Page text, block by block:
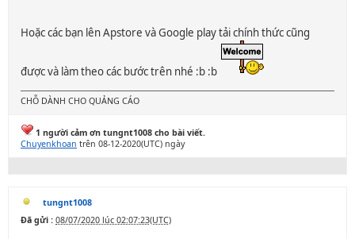
Hoặc các bạn lên Apstore và Google play tải chính thức cũng
được và làm theo các bước trên nhé :b :b
CHỖ DÀNH CHO QUẢNG CÁO
1 người cảm ơn tungnt1008 cho bài viết.
Chuyenkhoan trên 08-12-2020(UTC) ngày
tungnt1008
Đã gửi : 08/07/2020 lúc 02:07:23(UTC)